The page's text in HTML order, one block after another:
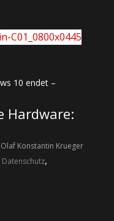
10 endet –
Hardware:
Konstantin Krueger
Datenschutz,